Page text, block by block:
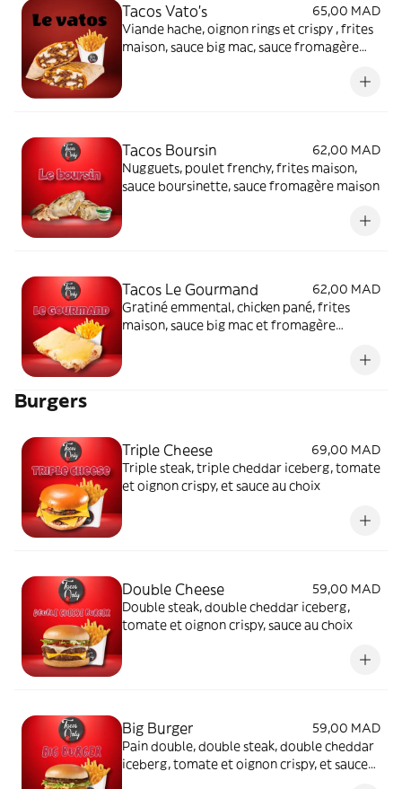
Tacos Vato's
65,00 MAD
Viande hache, oignon rings et crispy , frites
maison, sauce big mac, sauce fromagère
Tacos Boursin
62,00 MAD
Nugguets, poulet frenchy, frites maison,
sauce boursinette, sauce fromagère maison
Tacos Le Gourmand
62,00 MAD
Gratiné emmental, chicken pané, frites
maison, sauce big mac et fromagère
Burgers
Triple Cheese
69,00 MAD
Triple steak, triple cheddar iceberg, tomate
et oignon crispy, et sauce au choix
Double Cheese
59,00 MAD
Double steak, double cheddar iceberg,
tomate et oignon crispy, sauce au choix
Big Burger
59,00 MAD
Pain double, double steak, double cheddar
iceberg, tomate et oignon crispy, et sauce